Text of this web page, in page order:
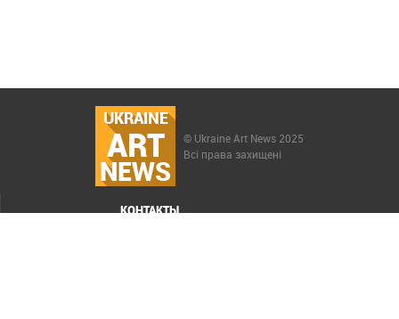
UKRAINE
ART
NEWS
© Ukraine Art News 2025
Всі права захищені
КОНТАКТЫ